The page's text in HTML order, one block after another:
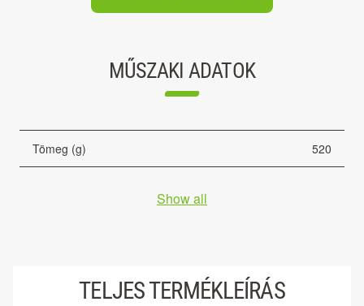
MŰSZAKI ADATOK
Tömeg (g) 520
Show all
TELJES TERMÉKLEÍRÁS